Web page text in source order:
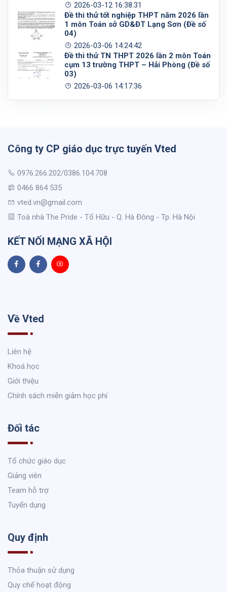
2026-03-12 16:38:31
Đề thi thử tốt nghiệp THPT năm 2026 lần
1 môn Toán sở GD&ĐT Lạng Sơn (Đề số
04)
2026-03-06 14:24:42
Đề thi thử TN THPT 2026 lần 2 môn Toán
cụm 13 trường THPT – Hải Phòng (Đề số
03)
2026-03-06 14:17:36
Công ty CP giáo dục trực tuyến Vted
0976.266.202/0386.104.708
0466 864 535
vted.vn@gmail.com
Toà nhà The Pride - Tố Hữu - Q. Hà Đông - Tp. Hà Nội
KẾT NỐI MẠNG XÃ HỘI
Về Vted
Liên hệ
Khoá học
Giới thiệu
Chính sách miễn giảm học phí
Đối tác
Tổ chức giáo dục
Giảng viên
Team hỗ trợ
Tuyển dụng
Quy định
Thỏa thuận sử dụng
Quy chế hoạt động